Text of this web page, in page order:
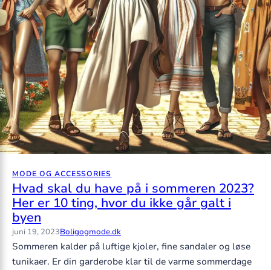
MODE OG ACCESSORIES
Hvad skal du have på i sommeren 2023?
Her er 10 ting, hvor du ikke går galt i
byen
juni 19, 2023Boligogmode.dk
Sommeren kalder på luftige kjoler, fine sandaler og løse
tunikaer. Er din garderobe klar til de varme sommerdage